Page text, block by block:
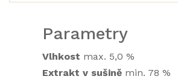
Parametry
Vlhkost max. 5,0 %
Extrakt v sušině min. 78 %